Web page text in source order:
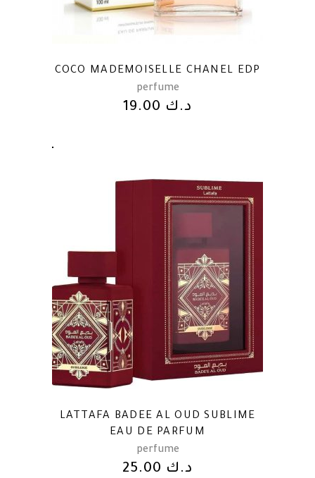
COCO MADEMOISELLE CHANEL EDP
perfume
د.ك
LATTAFA BADEE AL OUD SUBLIME
EAU DE PARFUM
perfume
د.ك